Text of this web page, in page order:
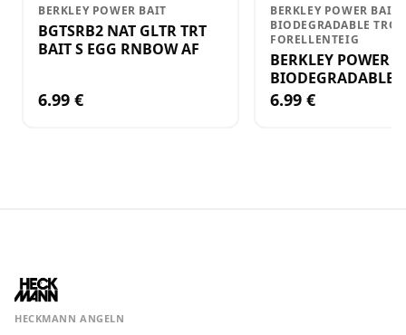
BERKLEY POWER BAIT
BGTSRB2 NAT GLTR TRT
BAIT S EGG RNBOW AF
6.99 €
BERKLEY POWER BAIT
BIODEGRADABLE
FORELLENTEIG
BERKLEY POWER
BIODEGRADABLE
BAIT -
6.99 €
HECKMANN ANGELN